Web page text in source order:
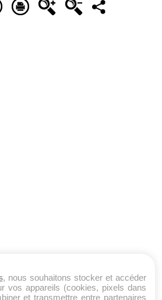
, nous souhaitons stocker et accéder
vos appareils (cookies, pixels dans
et transmettre entre partenaires